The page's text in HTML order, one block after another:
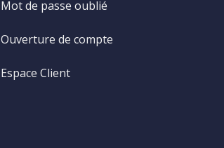
Mot de passe oublié
Ouverture de compte
Espace Client